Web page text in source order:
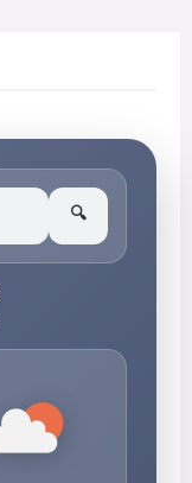
🔍